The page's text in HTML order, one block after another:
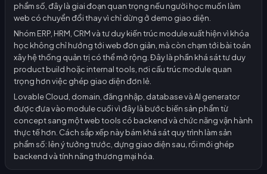
phẩm số, đây là giai đoạn quan trọng nếu người học muốn làm
web có chuyển đổi thay vì chỉ dừng ở demo giao diện.
Nhóm ERP, HRM, CRM và tư duy kiến trúc module xuất hiện vì khóa
học không chỉ hướng tới web đơn giản, mà còn chạm tới bài toán
xây hệ thống quản trị có thể mở rộng. Đây là phần khá sát tư duy
product build hoặc internal tools, nơi cấu trúc module quan
trọng hơn việc ghép giao diện đơn lẻ.
Lovable Cloud, domain, đăng nhập, database và AI generator
được đưa vào module cuối vì đây là bước biến sản phẩm từ
concept sang một web tools có backend và chức năng vận hành
thực tế hơn. Cách sắp xếp này bám khá sát quy trình làm sản
phẩm số: lên ý tưởng trước, dựng giao diện sau, rồi mới ghép
backend và tính năng thương mại hóa.